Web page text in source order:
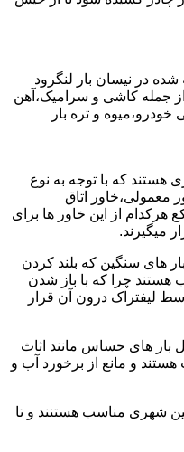
شده در نیسان بار لنگرود
از جمله کاشی و سرامیک،آهن
خودرو،میوه و تره بار
هستند که با توجه به نوع
معمولی،خاور اتاق
از این خاور ها برای
میگیرند.
های سنگین که بلند کردن
چرا که با باز شدن
لیفتراک درون آن قرار
بار های حساس مانند اثاث
و مانع از برخورد آب و
شهری مناسب هستنند و تا